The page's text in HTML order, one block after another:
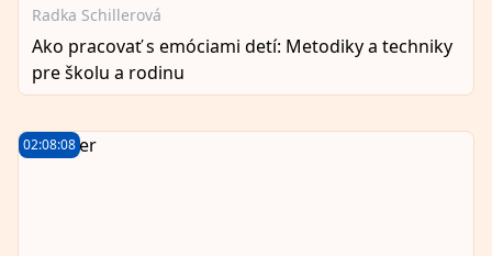
Radka Schillerová
Ako pracovať s emóciami detí: Metodiky a techniky
pre školu a rodinu
02:08:08